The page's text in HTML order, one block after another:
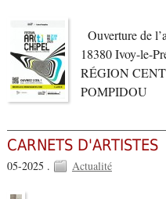
Ouverture de
18380 Ivoy-le-
RÉGION
POMPIDOU
CARNETS D'ARTISTES
05-2025 . Actualité